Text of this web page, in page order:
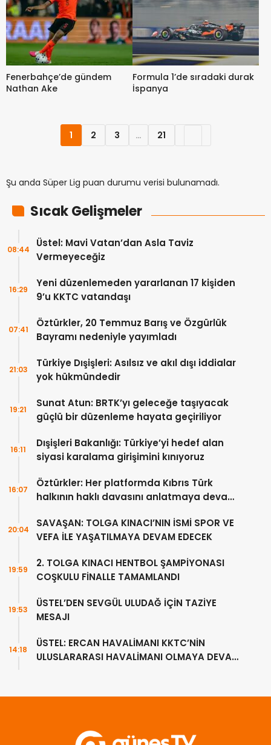
Fenerbahçe’de gündem
Nathan Ake
Formula 1’de sıradaki durak
İspanya
1 2 3 … 21
Şu anda Süper Lig puan durumu verisi bulunamadı.
Sıcak Gelişmeler
Üstel: Mavi Vatan’dan Asla Taviz
Vermeyeceğiz
08:44
Yeni düzenlemeden yararlanan 17 kişiden
9’u KKTC vatandaşı
16:29
Öztürkler, 20 Temmuz Barış ve Özgürlük
Bayramı nedeniyle yayımladı
07:41
Türkiye Dışişleri: Asılsız ve akıl dışı iddialar
yok hükmündedir
21:03
Sunat Atun: BRTK’yı geleceğe taşıyacak
güçlü bir düzenleme hayata geçiriliyor
19:21
Dışişleri Bakanlığı: Türkiye’yi hedef alan
siyasi karalama girişimini kınıyoruz
16:11
Öztürkler: Her platformda Kıbrıs Türk
halkının haklı davasını anlatmaya devam
16:07
SAVAŞAN: TOLGA KINACI’NIN İSMİ SPOR VE
VEFA İLE YAŞATILMAYA DEVAM EDECEK
20:04
2. TOLGA KINACI HENTBOL ŞAMPİYONASI
COŞKULU FİNALLE TAMAMLANDI
19:59
ÜSTEL’DEN SEVGÜL ULUDAĞ İÇİN TAZİYE
MESAJI
19:53
ÜSTEL: ERCAN HAVALİMANI KKTC’NİN
ULUSLARARASI HAVALİMANI OLMAYA DEVAM
14:18